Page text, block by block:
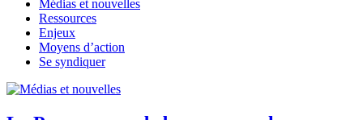
Médias et nouvelles
Ressources
Enjeux
Moyens d’action
Se syndiquer